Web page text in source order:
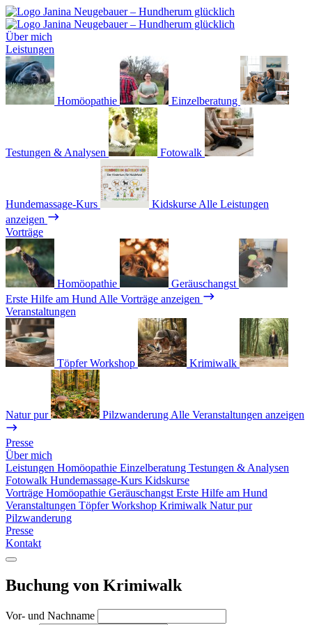
Über mich
Leistungen
Homöopathie Einzelberatung
Testungen & Analysen Fotowalk
Hundemassage-Kurs Kidskurse Alle Leistungen
anzeigen
Vorträge
Homöopathie
Geräuschangst
Erste Hilfe am Hund Alle Vorträge anzeigen
Veranstaltungen
Töpfer Workshop Krimiwalk
Natur pur Pilzwanderung Alle Veranstaltungen anzeigen
Presse
Über mich
Leistungen Homöopathie Einzelberatung Testungen & Analysen
Fotowalk Hundemassage-Kurs Kidskurse
Vorträge Homöopathie Geräuschangst Erste Hilfe am Hund
Veranstaltungen Töpfer Workshop Krimiwalk Natur pur
Pilzwanderung
Presse
Kontakt
Buchung von Krimiwalk
Vor- und Nachname